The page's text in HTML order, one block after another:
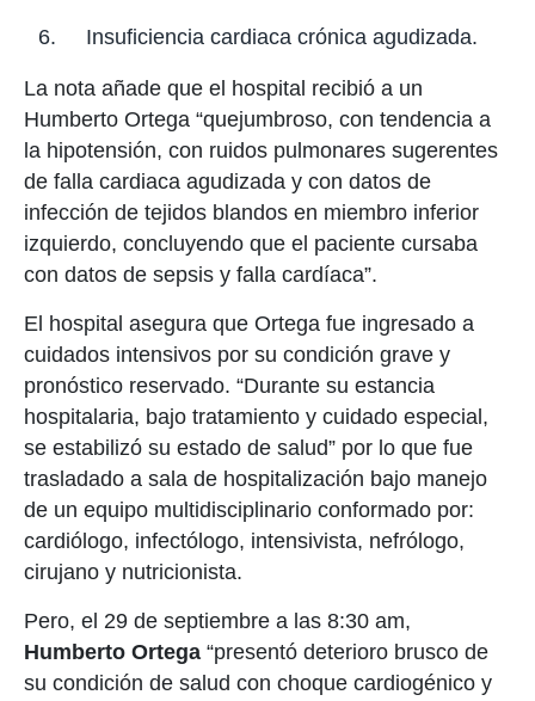
Insuficiencia cardiaca crónica agudizada.
La nota añade que el hospital recibió a un
Humberto Ortega “quejumbroso, con tendencia a
la hipotensión, con ruidos pulmonares sugerentes
de falla cardiaca agudizada y con datos de
infección de tejidos blandos en miembro inferior
izquierdo, concluyendo que el paciente cursaba
con datos de sepsis y falla cardíaca”.
El hospital asegura que Ortega fue ingresado a
cuidados intensivos por su condición grave y
pronóstico reservado. “Durante su estancia
hospitalaria, bajo tratamiento y cuidado especial,
se estabilizó su estado de salud” por lo que fue
trasladado a sala de hospitalización bajo manejo
de un equipo multidisciplinario conformado por:
cardiólogo, infectólogo, intensivista, nefrólogo,
cirujano y nutricionista.
Pero, el 29 de septiembre a las 8:30 am,
Humberto Ortega “presentó deterioro brusco de
su condición de salud con choque cardiogénico y